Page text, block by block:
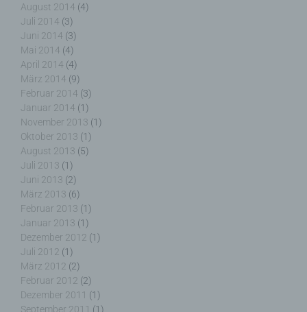
August 2014 (4)
Juli 2014 (3)
Juni 2014 (3)
Mai 2014 (4)
April 2014 (4)
März 2014 (9)
Februar 2014 (3)
Januar 2014 (1)
November 2013 (1)
Oktober 2013 (1)
August 2013 (5)
Juli 2013 (1)
Juni 2013 (2)
März 2013 (6)
Februar 2013 (1)
Januar 2013 (1)
Dezember 2012 (1)
Juli 2012 (1)
März 2012 (2)
Februar 2012 (2)
Dezember 2011 (1)
j) Dritter
Dritter ist eine natürliche oder juristische Person,
Behörde, Einrichtung oder andere Stelle außer der
betroffenen Person, dem Verantwortlichen, dem
Auftragsverarbeiter und den Personen, die unter
der unmittelbaren Verantwortung des
Verantwortlichen oder des Auftragsverarbeiters
befugt sind, die personenbezogenen Daten zu
verarbeiten.
k) Einwilligung
Einwilligung ist jede von der betroffenen Person
freiwillig für den bestimmten Fall in informierter
Weise und unmissverständlich abgegebene